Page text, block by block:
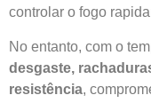
controlar o fogo
No entanto, com o
desgaste,
resistência,